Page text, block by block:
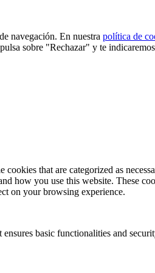
navegación. En nuestra política de
sobre "Rechazar" y te
that are categorized as
how you use this website. These
on your browsing experience.
basic functionalities and